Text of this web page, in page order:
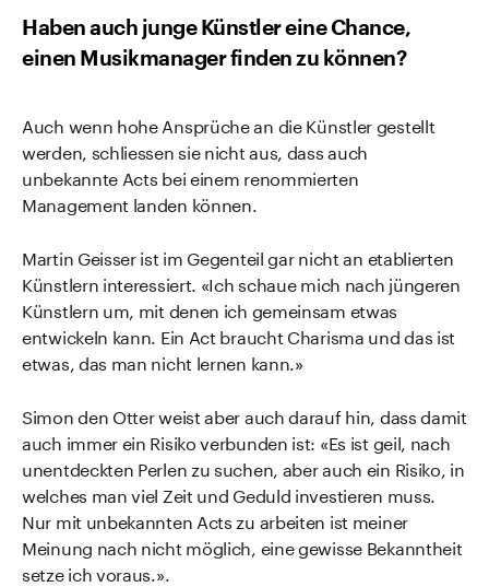
Haben auch junge Künstler eine Chance,
einen Musikmanager finden zu können?
Auch wenn hohe Ansprüche an die Künstler gestellt
werden, schliessen sie nicht aus, dass auch
unbekannte Acts bei einem renommierten
Management landen können.
Martin Geisser ist im Gegenteil gar nicht an etablierten
Künstlern interessiert. «Ich schaue mich nach jüngeren
Künstlern um, mit denen ich gemeinsam etwas
entwickeln kann. Ein Act braucht Charisma und das ist
etwas, das man nicht lernen kann.»
Simon den Otter weist aber auch darauf hin, dass damit
auch immer ein Risiko verbunden ist: «Es ist geil, nach
unentdeckten Perlen zu suchen, aber auch ein Risiko, in
welches man viel Zeit und Geduld investieren muss.
Nur mit unbekannten Acts zu arbeiten ist meiner
Meinung nach nicht möglich, eine gewisse Bekanntheit
setze ich voraus.».